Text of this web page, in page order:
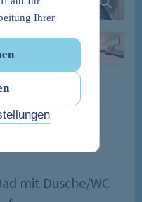
1-4
mit Dusche/WC
Ihrer
und
sowie
an Dritte.
Ihrer Daten
und die
49
der
(DSGVO)